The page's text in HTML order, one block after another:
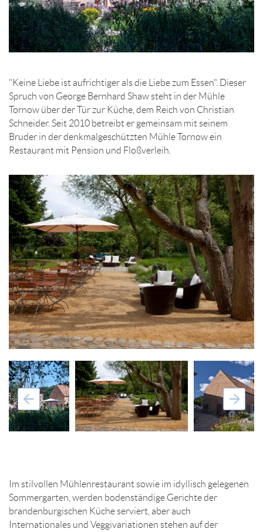
"Keine Liebe ist aufrichtiger als die Liebe zum Essen". Dieser
Spruch von George Bernhard Shaw steht in der Mühle
Tornow über der Tür zur Küche, dem Reich von Christian
Schneider. Seit 2010 betreibt er gemeinsam mit seinem
Bruder in der denkmalgeschützten Mühle Tornow ein
Restaurant mit Pension und Floßverleih.
Im stilvollen Mühlenrestaurant sowie im idyllisch gelegenen
Sommergarten, werden bodenständige Gerichte der
brandenburgischen Küche serviert, aber auch
Internationales und Veggivariationen stehen auf der